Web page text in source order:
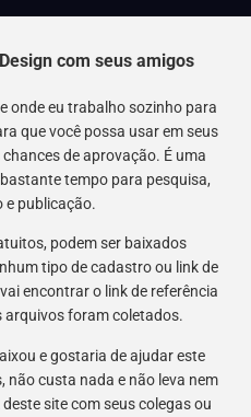
com seus amigos
onde eu trabalho sozinho para
que você possa usar em seus
de aprovação. É uma
tempo para pesquisa,
e publicação.
podem ser baixados
tipo de cadastro ou link de
encontrar o link de referência
arquivos foram coletados.
e gostaria de ajudar este
não custa nada e não leva nem
site com seus colegas ou